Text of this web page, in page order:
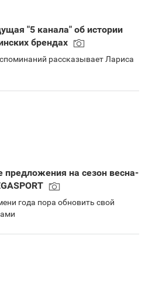
"5 канала" об истории
брендах
рассказывает Лариса
на сезон весна-
года пора обновить свой